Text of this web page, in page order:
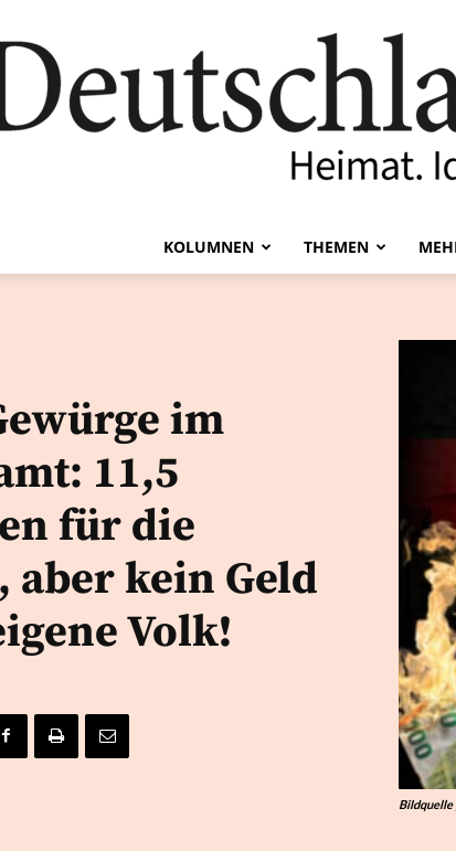
KOLUMNEN THEMEN
im
11,5
für die
aber kein Geld
Volk!
Bildquelle